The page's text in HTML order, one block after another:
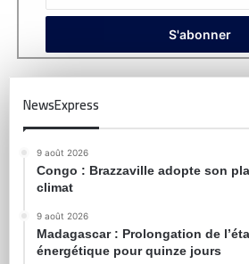
NewsExpress
9 août 2026
Congo : Brazzaville adopte son
climat
9 août 2026
Madagascar : Prolongation de
énergétique pour quinze jours